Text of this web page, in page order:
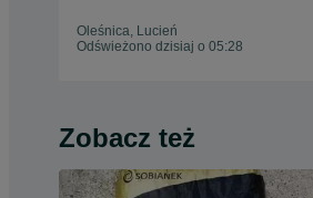
Oleśnica, Lucień
Odświeżono dzisiaj o 05:28
Zobacz też